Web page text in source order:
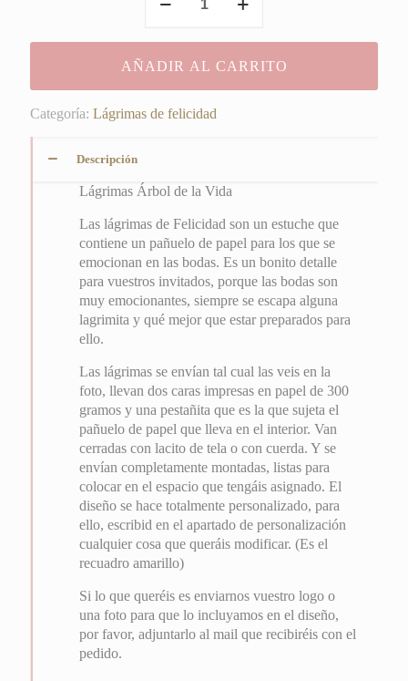
Árbol
la
Vida
AÑADIR AL CARRITO
Categoría: Lágrimas de felicidad
Descripción
Lágrimas Árbol de la Vida
Las lágrimas de Felicidad son un estuche que
contiene un pañuelo de papel para los que se
emocionan en las bodas. Es un bonito detalle
para vuestros invitados, porque las bodas son
muy emocionantes, siempre se escapa alguna
lagrimita y qué mejor que estar preparados para
ello.
Las lágrimas se envían tal cual las veis en la
foto, llevan dos caras impresas en papel de 300
gramos y una pestañita que es la que sujeta el
pañuelo de papel que lleva en el interior. Van
cerradas con lacito de tela o con cuerda. Y se
envían completamente montadas, listas para
colocar en el espacio que tengáis asignado. El
diseño se hace totalmente personalizado, para
ello, escribid en el apartado de personalización
cualquier cosa que queráis modificar. (Es el
recuadro amarillo)
Si lo que queréis es enviarnos vuestro logo o
una foto para que lo incluyamos en el diseño,
por favor, adjuntarlo al mail que recibiréis con el
pedido.